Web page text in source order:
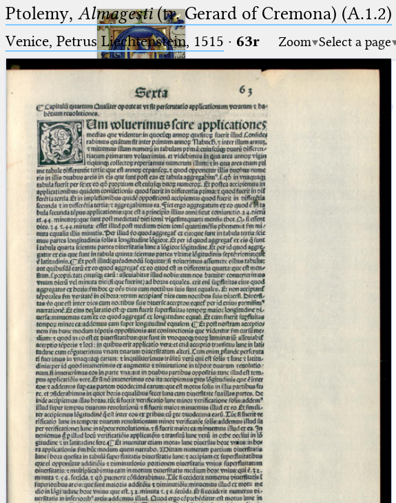
Ptolemaeus
Arabus et Latinus
(the underscore) is the placeholder
for exactly one character.
(the percent sign) is the
placeholder for no, one or more
than one character.
(two percent signs) is the
placeholder for no, one or more
than one character, but not for
blank space (so that a search ends
at word boundaries).
🔎︎
Start
Project
Team
News
Jobs
Publications
Conference
Arabic Works
Arabic Manuscripts
Latin Works
Latin Manuscripts
Latin Early Prints
Ptolemy, Almagesti(tr. Gerard of Cremona) (A.1.2)
Venice, Petrus Liechtenstein, 1515 · 63r Zoom Select a page